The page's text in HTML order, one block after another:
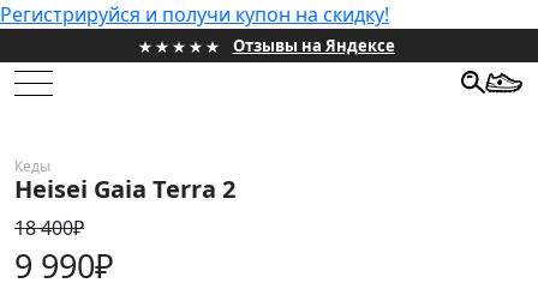
Регистрируйся и получи купон на скидку!
Отзывы на Яндексе
ЖЕНСКИЕ
МУЖСКИЕ
Кеды
Heisei Gaia Terra 2
18 400₽
9 990₽